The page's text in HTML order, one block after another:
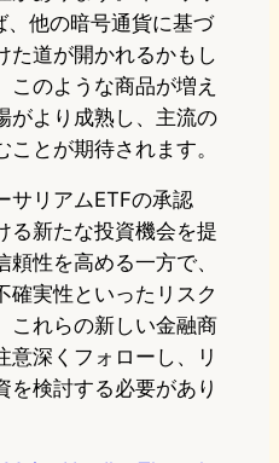
、他の暗号通貨に基づ
た道が開かれるかもし
このような商品が増え
がより成熟し、主流の
とが期待されます。
サリアムETFの承認
る新たな投資機会を提
性を高める一方で、
確実性といったリスク
これらの新しい金融商
意深くフォローし、リ
を検討する必要があり